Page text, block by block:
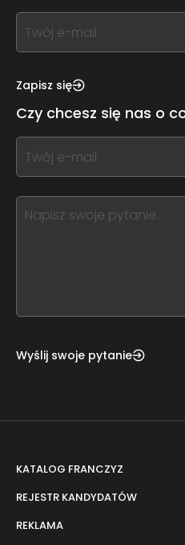
If
you
this,
this
form
field
blank
Zapisz się
Czy chcesz się nas o
If
you
this,
leave
Wyślij swoje pytanie
KATALOG FRANCZYZ
REJESTR KANDYDATÓW
REKLAMA